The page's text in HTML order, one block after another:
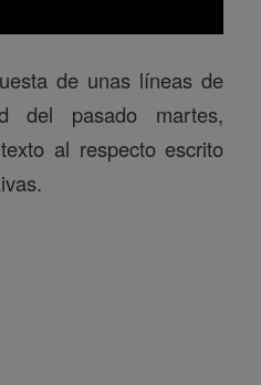
de unas líneas de
del pasado martes,
al respecto escrito